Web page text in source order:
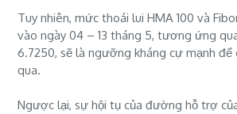
Tuy nhiên, mức thoái lui HMA 100 và
vào ngày 04 – 13 tháng 5, tương ứng
6.7250, sẽ là ngưỡng kháng cự mạnh
qua.
Ngược lại, sự hội tụ của đường hỗ trợ